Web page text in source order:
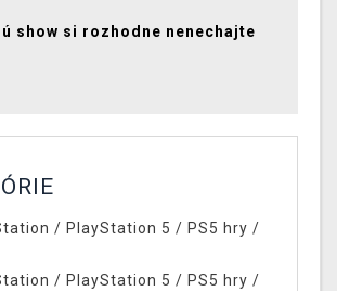
show si rozhodne nenechajte
/ PlayStation 5 / PS5 hry /
/ PlayStation 5 / PS5 hry /